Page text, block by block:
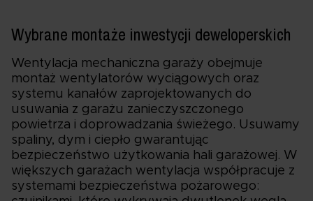
Wybrane montaże inwestycji deweloperskich
Wentylacja mechaniczna garaży obejmuje
montaż wentylatorów wyciągowych oraz
systemu kanałów zaprojektowanych do
usuwania z garażu zanieczyszczonego
powietrza i doprowadzania świeżego. Usuwamy
spaliny, dym i ciepło gwarantując
bezpieczeństwo użytkowania hali garażowej. W
większych garażach wentylacja współpracuje z
systemami bezpieczeństwa pożarowego: